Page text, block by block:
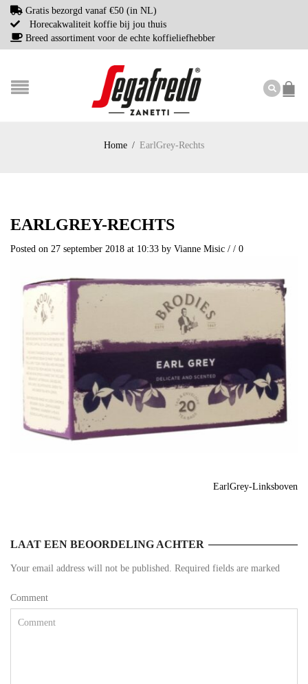
Gratis bezorgd vanaf €50 (in NL)
Horecakwaliteit koffie bij jou thuis
Breed assortiment voor de echte koffieliefhebber
Home / EarlGrey-Rechts
EARLGREY-RECHTS
Posted on 27 september 2018 at 10:33 by Vianne Misic / / 0
EarlGrey-Linksboven
LAAT EEN BEOORDELING ACHTER
Your email address will not be published. Required fields are marked
Comment